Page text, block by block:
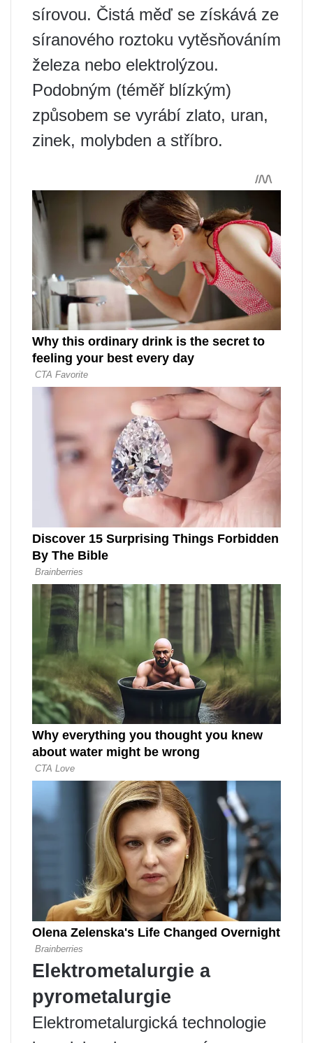
sírovou. Čistá měď se získává ze
síranového roztoku vytěsňováním
železa nebo elektrolýzou.
Podobným (téměř blízkým)
způsobem se vyrábí zlato, uran,
zinek, molybden a stříbro.
Elektrometalurgie a
pyrometalurgie
Elektrometalurgická technologie